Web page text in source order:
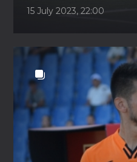
15 July 2023, 22:00